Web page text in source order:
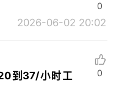
2026-06-02 20:02
0
到37/小时工
0